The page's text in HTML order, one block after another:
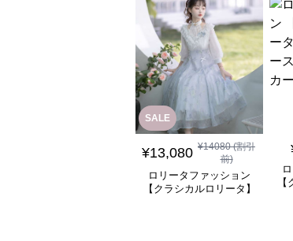
SALE
¥13,080 ¥14080(割引
前)
ロリータファッション
【クラシカルロリータ】